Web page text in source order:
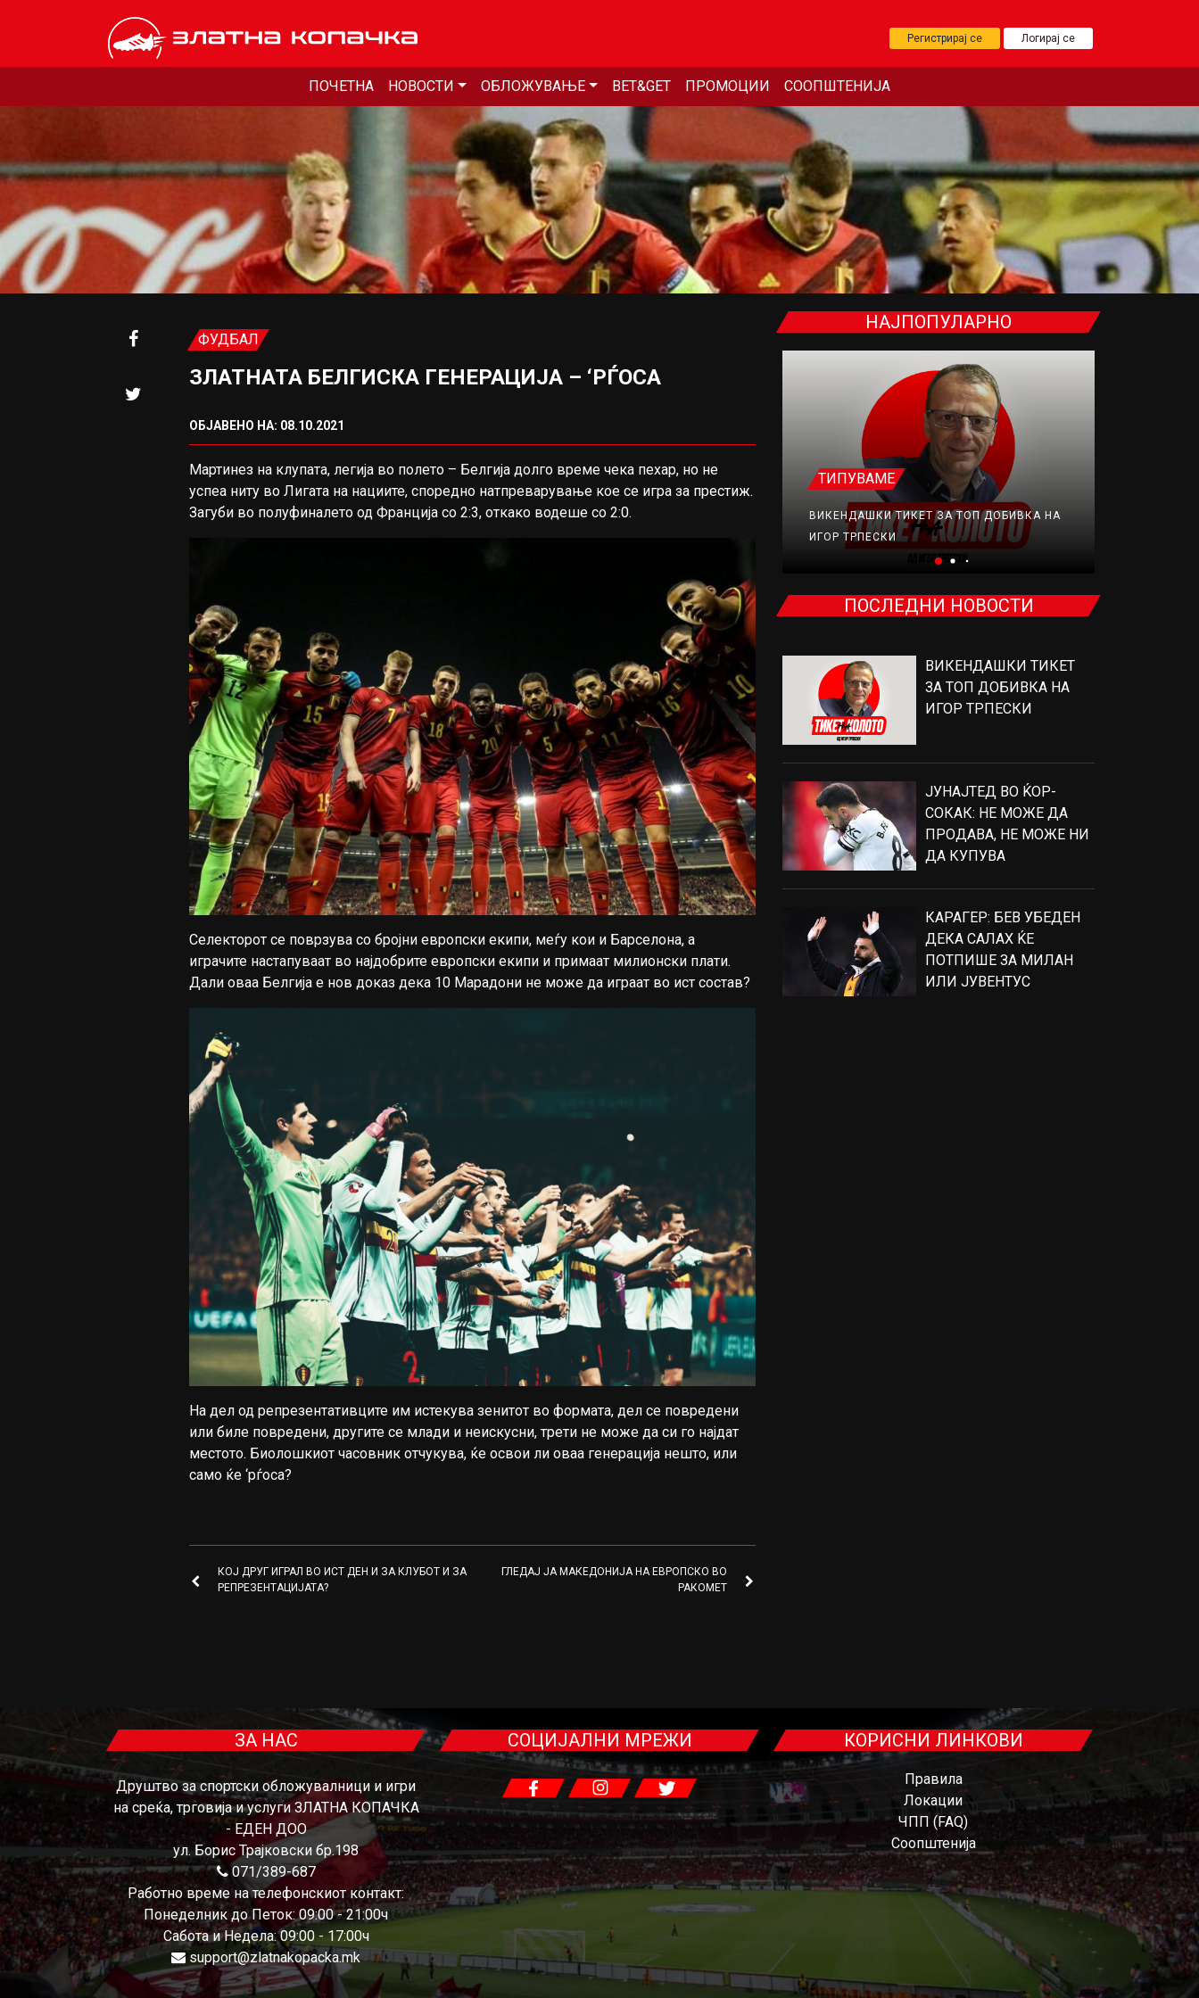
Регистрирај се Логирај се
ПОЧЕТНА НОВОСТИ ОБЛОЖУВАЊЕ BET&GET ПРОМОЦИИ СООПШТЕНИЈА
ФУДБАЛ
ЗЛАТНАТА БЕЛГИСКА ГЕНЕРАЦИЈА – ‘РЃОСА
ОБЈАВЕНО НА: 08.10.2021
Мартинез на клупата, легија во полето – Белгија долго време чека пехар, но не
успеа ниту во Лигата на нациите, споредно натпреварување кое се игра за престиж.
Загуби во полуфиналето од Франција со 2:3, откако водеше со 2:0.
Селекторот се поврзува со бројни европски екипи, меѓу кои и Барселона, а
играчите настапуваат во најдобрите европски екипи и примаат милионски плати.
Дали оваа Белгија е нов доказ дека 10 Марадони не може да играат во ист состав?
На дел од репрезентативците им истекува зенитот во формата, дел се повредени
или биле повредени, другите се млади и неискусни, трети не може да си го најдат
местото. Биолошкиот часовник отчукува, ќе освои ли оваа генерација нешто, или
само ќе ‘рѓоса?
КОЈ ДРУГ ИГРАЛ ВО ИСТ ДЕН И ЗА КЛУБОТ И ЗА
РЕПРЕЗЕНТАЦИЈАТА?
ГЛЕДАЈ ЈА МАКЕДОНИЈА НА ЕВРОПСКО ВО
РАКОМЕТ
НАЈПОПУЛАРНО
ФУДБАЛ
КАРАГЕР: БЕВ УБЕДЕН ДЕКА САЛАХ ЌЕ
ТИПУВАМЕ
ВИКЕНДАШКИ ТИКЕТ ЗА ТОП ДОБИВКА НА
ИГОР ТРПЕСКИ
ПОСЛЕДНИ НОВОСТИ
ВИКЕНДАШКИ ТИКЕТ
ЗА ТОП ДОБИВКА НА
ИГОР ТРПЕСКИ
ЈУНАЈТЕД ВО ЌОР-
СОКАК: НЕ МОЖЕ ДА
ПРОДАВА, НЕ МОЖЕ НИ
ДА КУПУВА
КАРАГЕР: БЕВ УБЕДЕН
ДЕКА САЛАХ ЌЕ
ПОТПИШЕ ЗА МИЛАН
ИЛИ ЈУВЕНТУС
ЗА НАС
Друштво за спортски обложувалници и игри
на среќа, трговија и услуги ЗЛАТНА КОПАЧКА
- ЕДЕН ДОО
ул. Борис Трајковски бр.198
071/389-687
Работно време на телефонскиот контакт:
Понеделник до Петок: 09:00 - 21:00ч
Сабота и Недела: 09:00 - 17:00ч
support@zlatnakopacka.mk
СОЦИЈАЛНИ МРЕЖИ КОРИСНИ ЛИНКОВИ
Правила
Локации
ЧПП (FAQ)
Соопштенија